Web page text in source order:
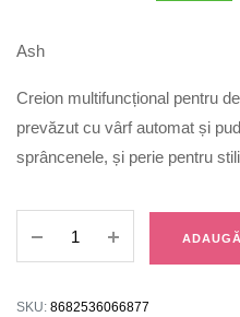
Ash
Creion multifuncțional pentru
prevăzut cu vârf automat și
sprâncenele, și perie pentru
Sprâncene
04
SKU: 8682536066877